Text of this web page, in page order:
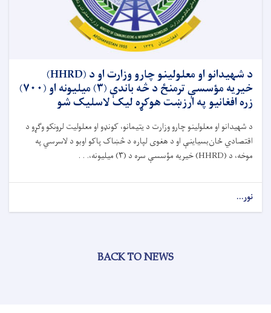
د شهیدانو او معلولینو چارو وزارت او د (HHRD)
خیریه مؤسسې ترمنځ د څه باندې (۳) میلیونه او (۷۰۰)
زره افغانیو په ارزښت هوکړه لیک لاسلیک شو
د شهیدانو او معلولینو چارو وزارت د یتیمانو، کونډو او معلولیت لرونکو وګړو د
اقتصادي ځان‌بسیاینې او د هغوی لپاره د څښاک پاکو اوبو د لاسرسي په
موخه، د (HHRD) خیریه مؤسسې سره د (۳) میلیونه،. . .
نور...
BACK TO NEWS